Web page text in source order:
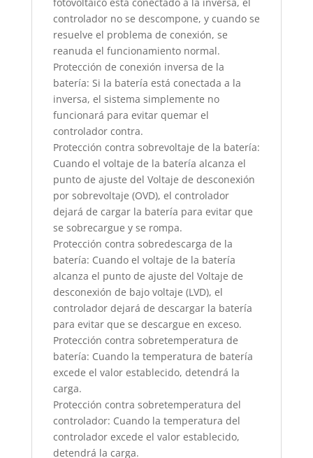
controlador no se descompone, y cuando se
resuelve el problema de conexión, se
reanuda el funcionamiento normal.
Protección de conexión inversa de la
batería: Si la batería está conectada a la
inversa, el sistema simplemente no
funcionará para evitar quemar el
controlador contra.
Protección contra sobrevoltaje de la batería:
Cuando el voltaje de la batería alcanza el
punto de ajuste del Voltaje de desconexión
por sobrevoltaje (OVD), el controlador
dejará de cargar la batería para evitar que
se sobrecargue y se rompa.
Protección contra sobredescarga de la
batería: Cuando el voltaje de la batería
alcanza el punto de ajuste del Voltaje de
desconexión de bajo voltaje (LVD), el
controlador dejará de descargar la batería
para evitar que se descargue en exceso.
Protección contra sobretemperatura de
batería: Cuando la temperatura de batería
excede el valor establecido, detendrá la
carga.
Protección contra sobretemperatura del
controlador: Cuando la temperatura del
controlador excede el valor establecido,
detendrá la carga.